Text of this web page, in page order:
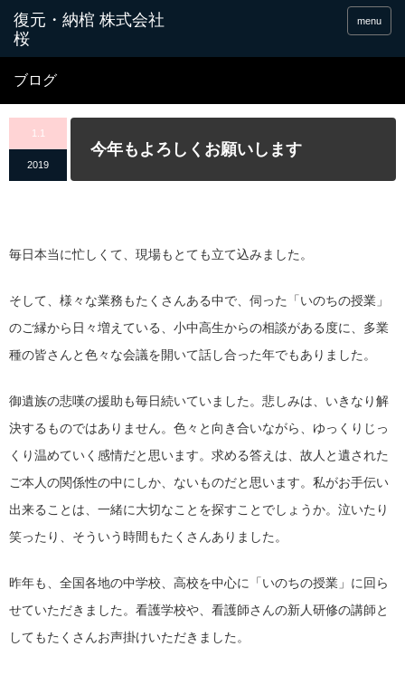
menu
ブログ
1.1
2019
今年もよろしくお願いします
毎日本当に忙しくて、現場もとても立て込みました。
そして、様々な業務もたくさんある中で、伺った「いのちの授業」
のご縁から日々増えている、小中高生からの相談がある度に、多業
種の皆さんと色々な会議を開いて話し合った年でもありました。
御遺族の悲嘆の援助も毎日続いていました。悲しみは、いきなり解
決するものではありません。色々と向き合いながら、ゆっくりじっ
くり温めていく感情だと思います。求める答えは、故人と遺された
ご本人の関係性の中にしか、ないものだと思います。私がお手伝い
出来ることは、一緒に大切なことを探すことでしょうか。泣いたり
笑ったり、そういう時間もたくさんありました。
昨年も、全国各地の中学校、高校を中心に「いのちの授業」に回ら
せていただきました。看護学校や、看護師さんの新人研修の講師と
してもたくさんお声掛けいただきました。